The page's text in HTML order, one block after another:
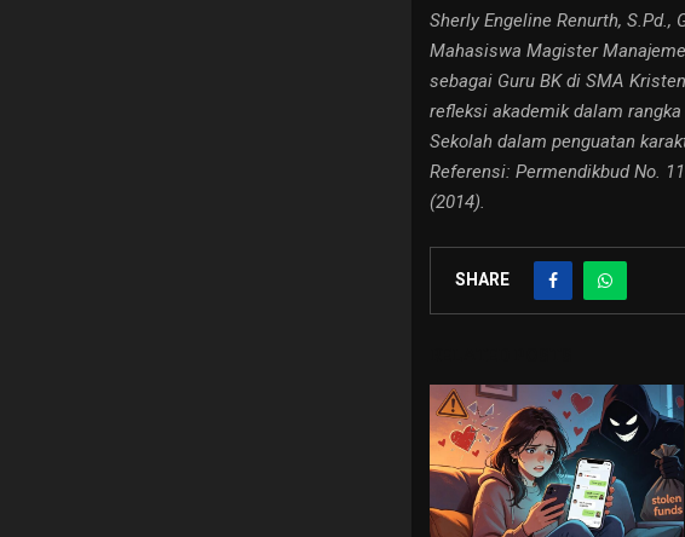
Sherly Engeline Renurth, S.Pd.,
Mahasiswa Magister
sebagai Guru BK di SMA
refleksi akademik dalam
Sekolah dalam penguatan
Referensi: Permendikbud No.
(2014).
SHARE